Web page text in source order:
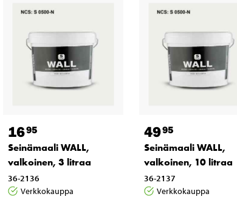
1695
Seinämaali WALL,
valkoinen, 3 litraa
36-2136
Verkkokauppa
4995
Seinämaali WALL,
valkoinen, 10 litraa
36-2137
Verkkokauppa